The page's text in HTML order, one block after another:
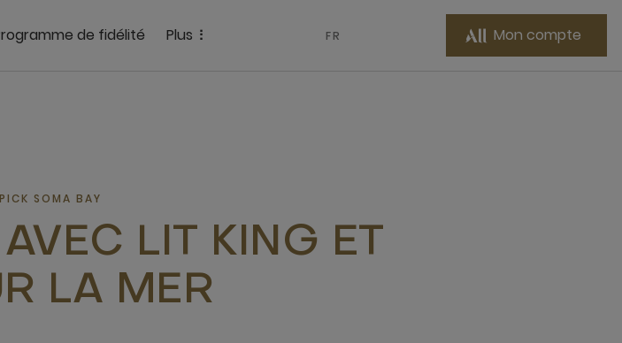
de fidélité Plus FR Mon compte
SOMA BAY
LIT KING ET
LA MER